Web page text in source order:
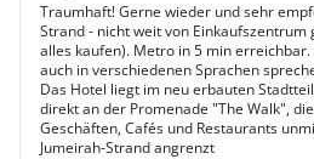
Traumhaft! Gerne wieder und sehr
Strand - nicht weit von
alles kaufen). Metro in 5 min
auch in verschiedenen Sprachen
Das Hotel liegt im neu erbauten
direkt an der Promenade "The Walk",
Geschäften, Cafés und Restaurants
Jumeirah-Strand angrenzt